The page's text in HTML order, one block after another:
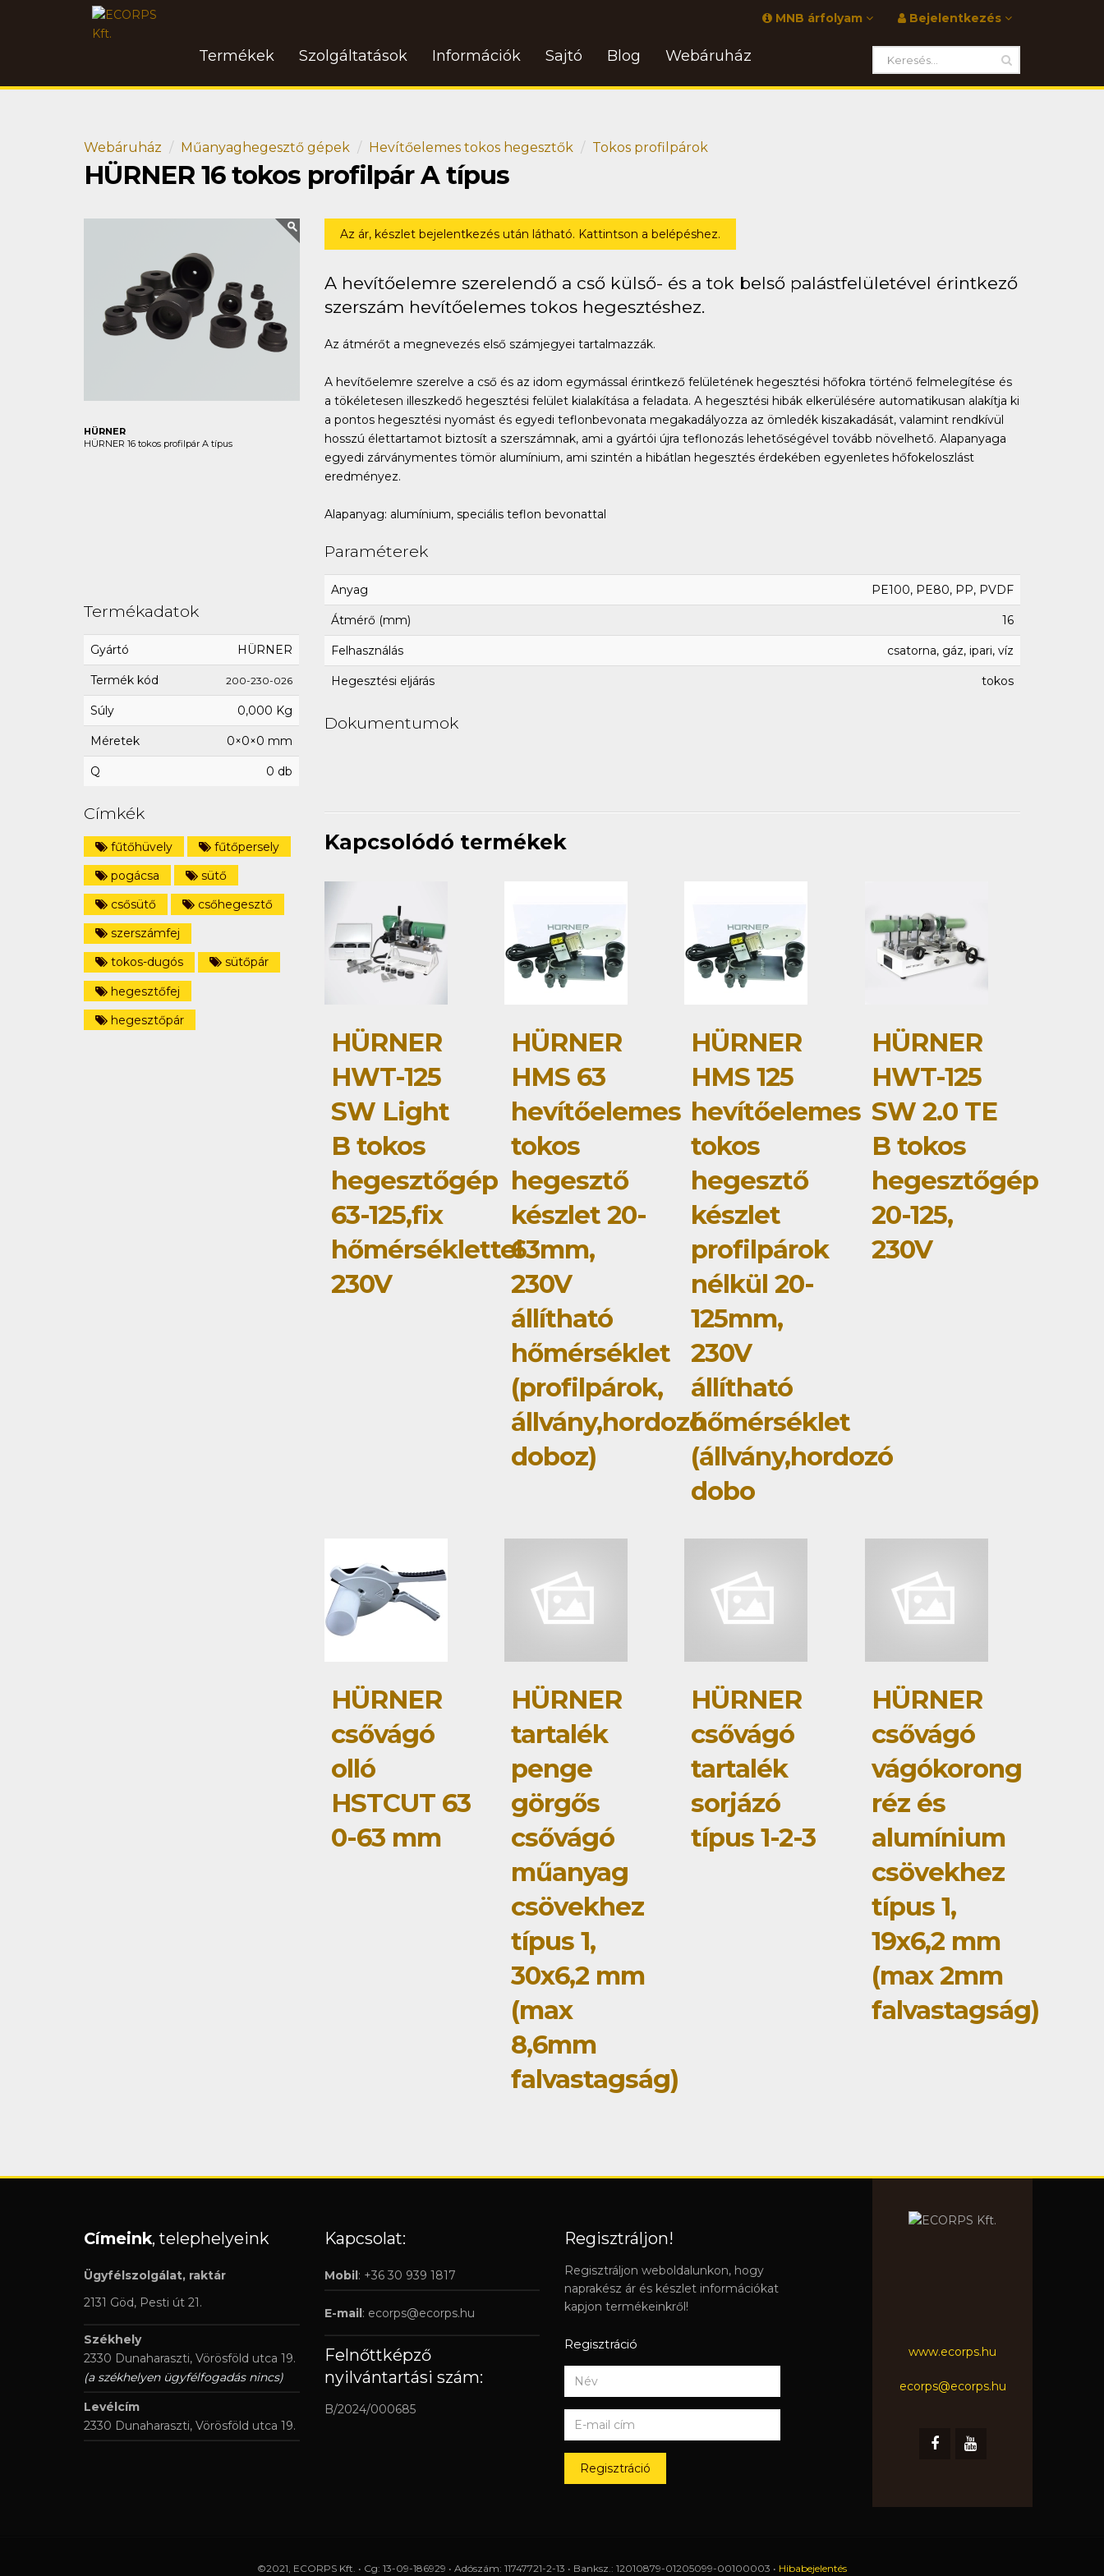
Bejelentkezés
MNB árfolyam
Termékek Szolgáltatások Információk Sajtó Blog Webáruház
Webáruház Műanyaghegesztő gépek Hevítőelemes tokos hegesztők Tokos profilpárok
HÜRNER 16 tokos profilpár A típus
HÜRNER
HÜRNER 16 tokos profilpár A típus
Az ár, készlet bejelentkezés után látható. Kattintson a belépéshez.
A hevítőelemre szerelendő a cső külső- és a tok belső palástfelületével érintkező
szerszám hevítőelemes tokos hegesztéshez.
Az átmérőt a megnevezés első számjegyei tartalmazzák.
A hevítőelemre szerelve a cső és az idom egymással érintkező felületének hegesztési hőfokra történő felmelegítése és
a tökéletesen illeszkedő hegesztési felület kialakítása a feladata. A hegesztési hibák elkerülésére automatikusan alakítja ki
a pontos hegesztési nyomást és egyedi teflonbevonata megakadályozza az ömledék kiszakadását, valamint rendkívül
hosszú élettartamot biztosít a szerszámnak, ami a gyártói újra teflonozás lehetőségével tovább növelhető. Alapanyaga
egyedi zárványmentes tömör alumínium, ami szintén a hibátlan hegesztés érdekében egyenletes hőfokeloszlást
eredményez.
Alapanyag: alumínium, speciális teflon bevonattal
Paraméterek
Anyag PE100, PE80, PP, PVDF
Átmérő (mm) 16
Felhasználás csatorna, gáz, ipari, víz
Hegesztési eljárás tokos
Dokumentumok
Termékadatok
Gyártó HÜRNER
Termék kód 200-230-026
Súly 0,000 Kg
Méretek 0×0×0 mm
Q 0 db
Címkék
fűtőhüvely
fűtőpersely
pogácsa
sütő
csősütő
csőhegesztő
szerszámfej
tokos-dugós
sütőpár
hegesztőfej
hegesztőpár
Kapcsolódó termékek
HÜRNER
HWT-125
SW Light
B tokos
hegesztőgép
63-125,fix
hőmérséklettel
230V
HÜRNER
HMS 63
hevítőelemes
tokos
hegesztő
készlet 20-
63mm,
230V
állítható
hőmérséklet
(profilpárok,
állvány,hordozó
doboz)
HÜRNER
HMS 125
hevítőelemes
tokos
hegesztő
készlet
profilpárok
nélkül 20-
125mm,
230V
állítható
hőmérséklet
(állvány,hordozó
dobo
HÜRNER
HWT-125
SW 2.0 TE
B tokos
hegesztőgép
20-125,
230V
HÜRNER
csővágó
olló
HSTCUT 63
0-63 mm
HÜRNER
tartalék
penge
görgős
csővágó
műanyag
csövekhez
típus 1,
30x6,2 mm
(max
8,6mm
falvastagság)
HÜRNER
csővágó
tartalék
sorjázó
típus 1-2-3
HÜRNER
csővágó
vágókorong
réz és
alumínium
csövekhez
típus 1,
19x6,2 mm
(max 2mm
falvastagság)
Címeink, telephelyeink
Ügyfélszolgálat, raktár
2131 Göd, Pesti út 21.
Székhely
2330 Dunaharaszti, Vörösföld utca 19.
(a székhelyen ügyfélfogadás nincs)
Levélcím
2330 Dunaharaszti, Vörösföld utca 19.
Kapcsolat:
Mobil: +36 30 939 1817
E-mail: ecorps@ecorps.hu
Felnőttképző
nyilvántartási szám:
B/2024/000685
Regisztráljon!
Regisztráljon weboldalunkon, hogy
naprakész ár és készlet információkat
kapjon termékeinkről!
Regisztráció
Regisztráció
www.ecorps.hu
ecorps@ecorps.hu
©2021, ECORPS Kft. • Cg: 13-09-186929 • Adószám: 11747721-2-13 • Banksz.: 12010879-01205099-00100003 • Hibabejelentés